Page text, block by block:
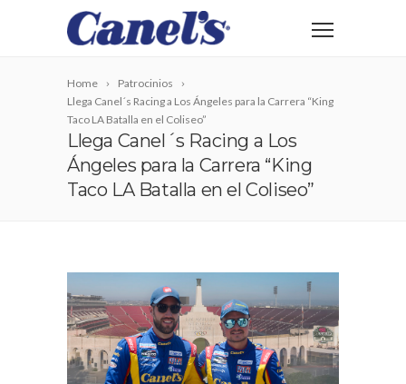
Home
Patrocinios
Llega Canel´s Racing a Los Ángeles para la Carrera “King
Taco LA Batalla en el Coliseo”
Llega Canel´s Racing a Los
Ángeles para la Carrera “King
Taco LA Batalla en el Coliseo”